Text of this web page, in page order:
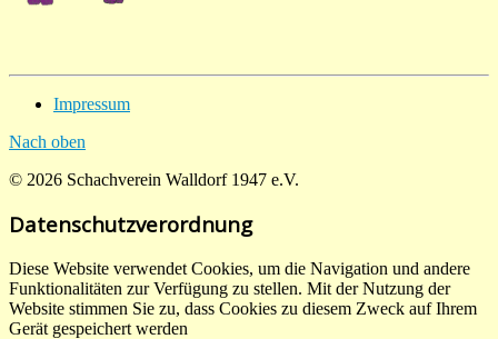
Impressum
Nach oben
© 2026 Schachverein Walldorf 1947 e.V.
Datenschutzverordnung
Diese Website verwendet Cookies, um die Navigation und andere
Funktionalitäten zur Verfügung zu stellen. Mit der Nutzung der
Website stimmen Sie zu, dass Cookies zu diesem Zweck auf Ihrem
Gerät gespeichert werden